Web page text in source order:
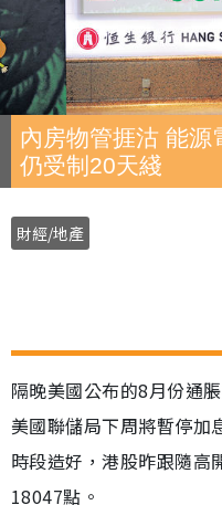
內房物管捱沽 能源
仍受制20天綫
財經/地產
隔晚美國公布的8月份通
美國聯儲局下周將暫停加
時段造好，港股昨跟隨高
18047點。